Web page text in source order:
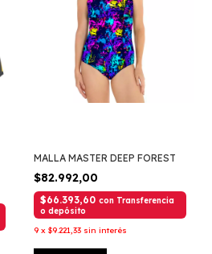
MALLA MASTER DEEP FOREST
$82.992,00
$66.393,60 con Transferencia
o depósito
9 x $9.221,33 sin interés